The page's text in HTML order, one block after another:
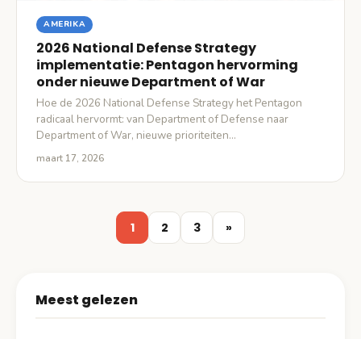
AMERIKA
2026 National Defense Strategy
implementatie: Pentagon hervorming
onder nieuwe Department of War
Hoe de 2026 National Defense Strategy het Pentagon
radicaal hervormt: van Department of Defense naar
Department of War, nieuwe prioriteiten…
maart 17, 2026
1 2 3 »
Meest gelezen